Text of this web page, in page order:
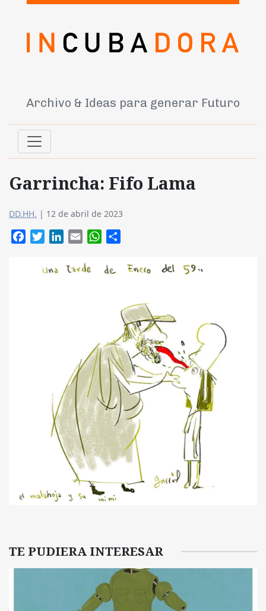
Archivo & Ideas para generar Futuro
Garrincha: Fifo Lama
DD.HH. | 12 de abril de 2023
FacebookTwitterLinkedIn
Email WhatsApp
TE PUDIERA INTERESAR